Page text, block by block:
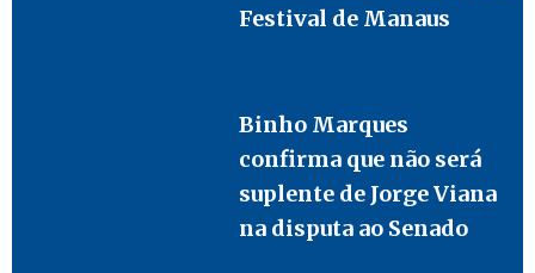
Festival de Manaus
Binho Marques
confirma que não será
suplente de Jorge Viana
na disputa ao Senado